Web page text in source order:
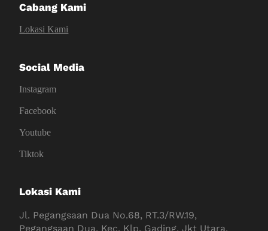
Cabang Kami
Lokasi Kami
Social Media
Instagram
Facebook
Youtube
Tiktok
Lokasi Kami
Jl. Pegangsaan Dua No.68, RT.3/RW.19,
Pegangsaan Dua, Kec. Klp. Gading, Jkt Utara,